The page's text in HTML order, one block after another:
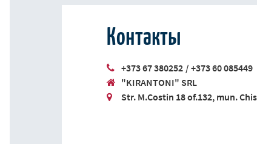
Контакты
+373 67 380252 / +373 60 085449
"KIRANTONI" SRL
Str. M.Costin 18 of.132, mun.